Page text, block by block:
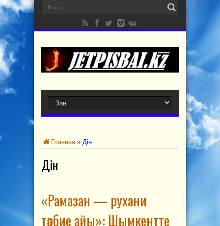
Главная » Дін
Дін
«Рамазан — рухани
тәрбие айы»: Шымкентте